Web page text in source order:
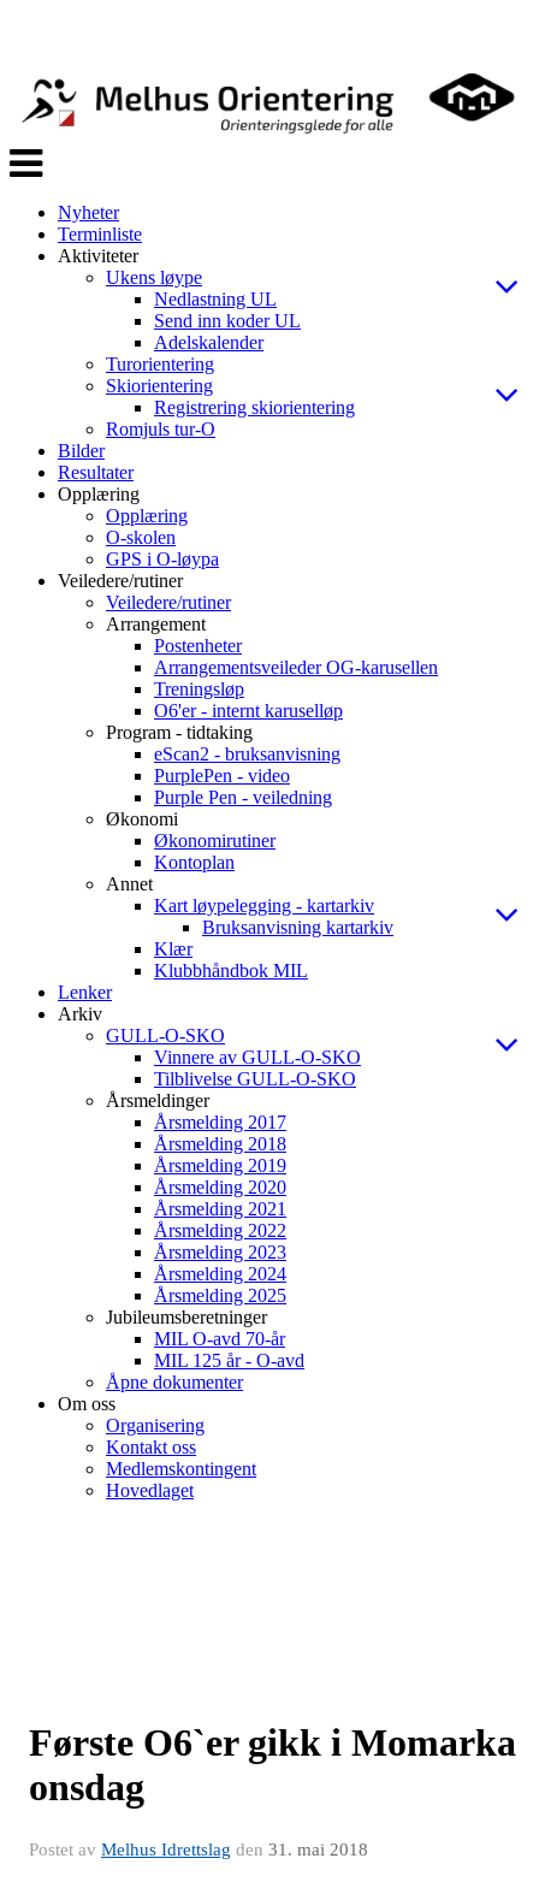
Veksle
navigasjon
Nyheter
Terminliste
Aktiviteter
Ukens løype
Nedlastning UL
Send inn koder UL
Adelskalender
Turorientering
Skiorientering
Registrering skiorientering
Romjuls tur-O
Bilder
Resultater
Opplæring
Opplæring
O-skolen
GPS i O-løypa
Veiledere/rutiner
Veiledere/rutiner
Arrangement
Postenheter
Arrangementsveileder OG-karusellen
Treningsløp
O6'er - internt karuselløp
Program - tidtaking
eScan2 - bruksanvisning
PurplePen - video
Purple Pen - veiledning
Økonomi
Økonomirutiner
Kontoplan
Annet
Kart løypelegging - kartarkiv
Bruksanvisning kartarkiv
Klær
Klubbhåndbok MIL
Lenker
Arkiv
GULL-O-SKO
Vinnere av GULL-O-SKO
Tilblivelse GULL-O-SKO
Årsmeldinger
Årsmelding 2017
Årsmelding 2018
Årsmelding 2019
Årsmelding 2020
Årsmelding 2021
Årsmelding 2022
Årsmelding 2023
Årsmelding 2024
Årsmelding 2025
Jubileumsberetninger
MIL O-avd 70-år
MIL 125 år - O-avd
Åpne dokumenter
Om oss
Organisering
Kontakt oss
Medlemskontingent
Hovedlaget
Første O6`er gikk i Momarka
onsdag
Postet av Melhus Idrettslag den 31. mai 2018